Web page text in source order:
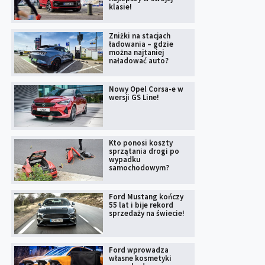
klasie!
Zniżki na stacjach
ładowania – gdzie
można najtaniej
naładować auto?
Nowy Opel Corsa-e w
wersji GS Line!
Kto ponosi koszty
sprzątania drogi po
wypadku
samochodowym?
Ford Mustang kończy
55 lat i bije rekord
sprzedaży na świecie!
Ford wprowadza
własne kosmetyki